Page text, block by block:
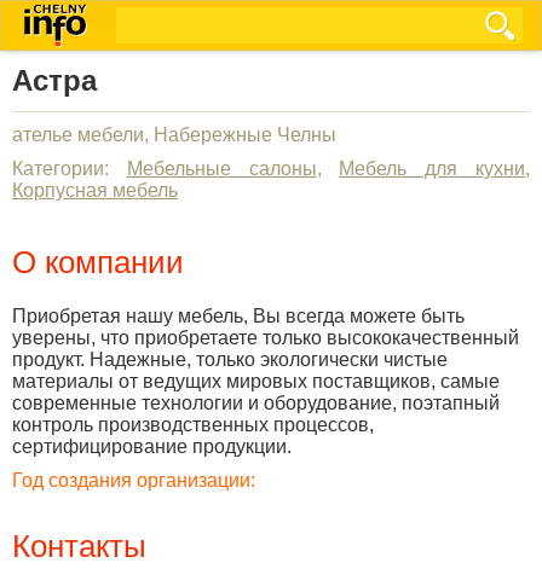
Астра
ателье мебели, Набережные Челны
Категории:
Мебельные салоны, Мебель для кухни,
Корпусная мебель
О компании
Приобретая нашу мебель, Вы всегда можете быть
уверены, что приобретаете только высококачественный
продукт. Надежные, только экологически чистые
материалы от ведущих мировых поставщиков, самые
современные технологии и оборудование, поэтапный
контроль производственных процессов,
сертифицирование продукции.
Год создания организации:
Контакты